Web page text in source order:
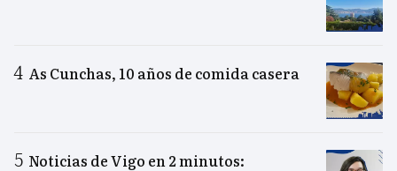
As Cunchas, 10 años de comida casera
Noticias de Vigo en 2 minutos: